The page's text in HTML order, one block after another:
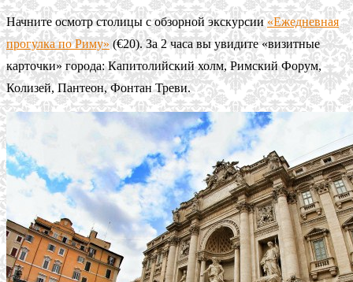
Начните осмотр столицы с обзорной экскурсии«Ежедневная
прогулка по Риму» (€20). За 2 часа вы увидите «визитные
карточки» города: Капитолийский холм, Римский Форум,
Колизей, Пантеон, Фонтан Треви.